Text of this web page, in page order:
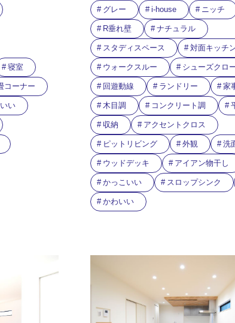
寝室
コーナー
い
グレー i-house ニッチ
R垂れ壁 ナチュラル
スタディスペース 対面キッチ
ウォークスルー シューズクロ
回遊動線 ランドリー 家
木目調 コンクリート調
収納 アクセントクロス
ピットリビング 外観 洗
ウッドデッキ アイアン物干し
かっこいい スロップシンク
かわいい